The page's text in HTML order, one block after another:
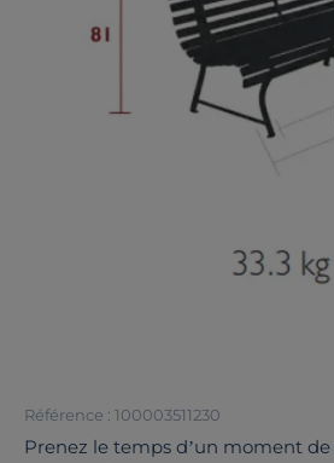
Référence : 100003511230
Prenez le temps d’un moment